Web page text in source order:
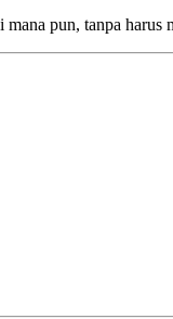
pun, tanpa harus